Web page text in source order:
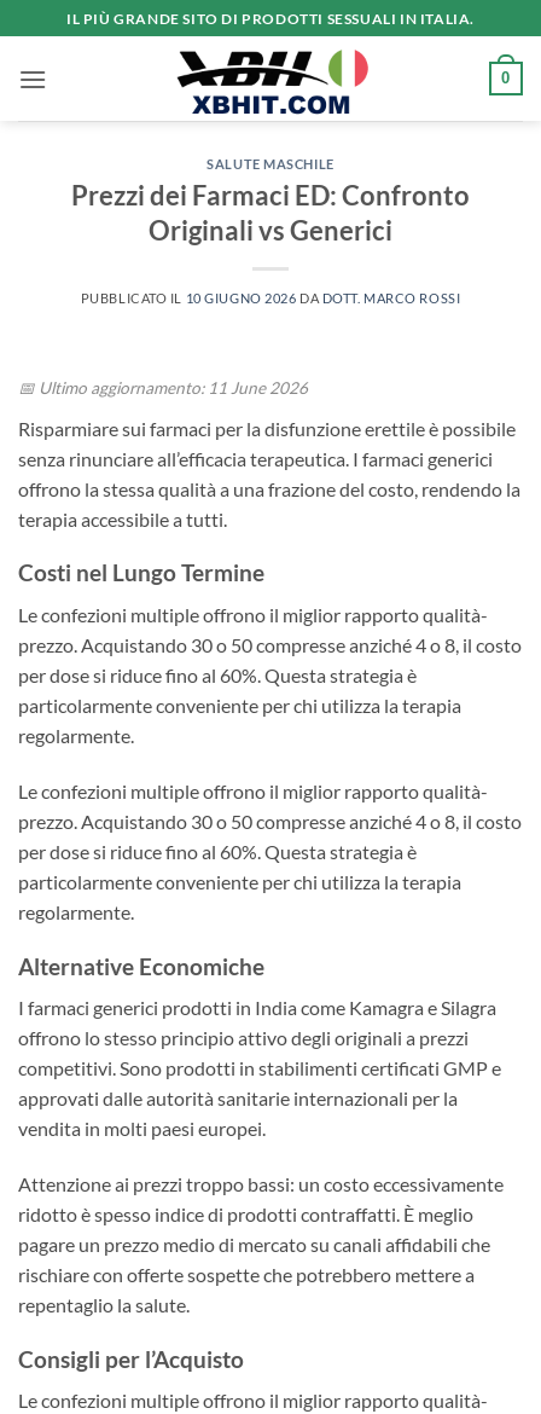
ai
contenuti
IL PIÙ GRANDE SITO DI PRODOTTI SESSUALI IN ITALIA.
0
SALUTE MASCHILE
Prezzi dei Farmaci ED: Confronto
Originali vs Generici
PUBBLICATO IL 10 GIUGNO 2026 DA DOTT. MARCO ROSSI
📅 Ultimo aggiornamento: 11 June 2026
Risparmiare sui farmaci per la disfunzione erettile è possibile
senza rinunciare all’efficacia terapeutica. I farmaci generici
offrono la stessa qualità a una frazione del costo, rendendo la
terapia accessibile a tutti.
Costi nel Lungo Termine
Le confezioni multiple offrono il miglior rapporto qualità-
prezzo. Acquistando 30 o 50 compresse anziché 4 o 8, il costo
per dose si riduce fino al 60%. Questa strategia è
particolarmente conveniente per chi utilizza la terapia
regolarmente.
Le confezioni multiple offrono il miglior rapporto qualità-
prezzo. Acquistando 30 o 50 compresse anziché 4 o 8, il costo
per dose si riduce fino al 60%. Questa strategia è
particolarmente conveniente per chi utilizza la terapia
regolarmente.
Alternative Economiche
I farmaci generici prodotti in India come Kamagra e Silagra
offrono lo stesso principio attivo degli originali a prezzi
competitivi. Sono prodotti in stabilimenti certificati GMP e
approvati dalle autorità sanitarie internazionali per la
vendita in molti paesi europei.
Attenzione ai prezzi troppo bassi: un costo eccessivamente
ridotto è spesso indice di prodotti contraffatti. È meglio
pagare un prezzo medio di mercato su canali affidabili che
rischiare con offerte sospette che potrebbero mettere a
repentaglio la salute.
Consigli per l’Acquisto
Le confezioni multiple offrono il miglior rapporto qualità-